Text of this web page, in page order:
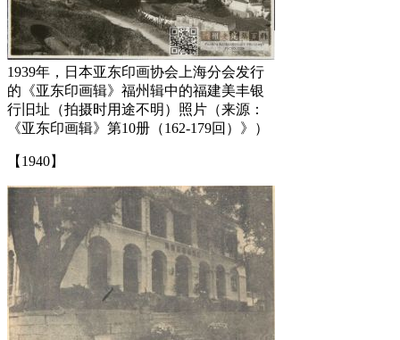
1939年，日本亚东印画协会上海分会发行
的《亚东印画辑》福州辑中的福建美丰银
行旧址（拍摄时用途不明）照片（来源：
《亚东印画辑》第10册（162-179回）》）
【1940】